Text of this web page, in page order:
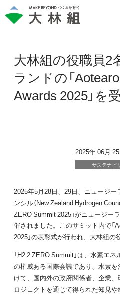
大林組の役職員2
ランドの「
Awards 2025」を
2025年 06月 25
サステナビ
2025年5月28日、29日、ニュージ
ンシル（New Zealand Hydrogen
ZERO Summit 2025」がニュージー
催されました。このサミット内で「
2025」の表彰式が行われ、大林組の
「H2 2 ZERO Summit」は、水素エ
の権威ある国際会議であり、水素
けて、国内外の政府関係者、企業
ロジェクトを通じて得られた知見